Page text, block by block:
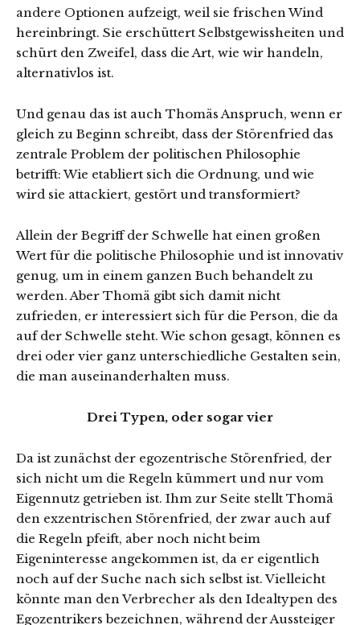
andere Optionen aufzeigt, weil sie frischen Wind
hereinbringt. Sie erschüttert Selbstgewissheiten und
schürt den Zweifel, dass die Art, wie wir handeln,
alternativlos ist.
Und genau das ist auch Thomäs Anspruch, wenn er
gleich zu Beginn schreibt, dass der Störenfried das
zentrale Problem der politischen Philosophie
betrifft: Wie etabliert sich die Ordnung, und wie
wird sie attackiert, gestört und transformiert?
Allein der Begriff der Schwelle hat einen großen
Wert für die politische Philosophie und ist innovativ
genug, um in einem ganzen Buch behandelt zu
werden. Aber Thomä gibt sich damit nicht
zufrieden, er interessiert sich für die Person, die da
auf der Schwelle steht. Wie schon gesagt, können es
drei oder vier ganz unterschiedliche Gestalten sein,
die man auseinanderhalten muss.
Drei Typen, oder sogar vier
Da ist zunächst der egozentrische Störenfried, der
sich nicht um die Regeln kümmert und nur vom
Eigennutz getrieben ist. Ihm zur Seite stellt Thomä
den exzentrischen Störenfried, der zwar auch auf
die Regeln pfeift, aber noch nicht beim
Eigeninteresse angekommen ist, da er eigentlich
noch auf der Suche nach sich selbst ist. Vielleicht
könnte man den Verbrecher als den Idealtypen des
Egozentrikers bezeichnen, während der Aussteiger